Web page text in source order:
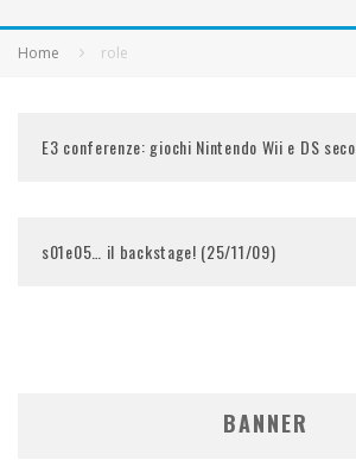
Home role
E3 conferenze: giochi Nintendo Wii e DS
s01e05… il backstage! (25/11/09)
BANNER